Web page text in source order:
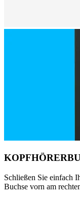
Schließen Sie einfach
Buchse vorn am